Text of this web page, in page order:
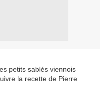
petits sablés viennois
la recette de Pierre